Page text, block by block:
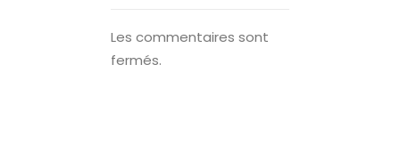
Les commentaires sont
fermés.